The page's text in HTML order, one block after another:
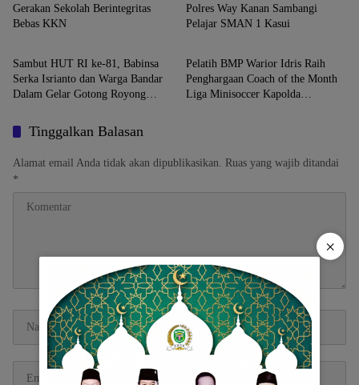
Gerakan Sekolah Berintegritas
Bebas KKN
Polres Way Kanan Sambangi
Pelajar SMAN 1 Kasui
Daerah
Sambut HUT RI ke-81, Babinsa
Serka Isrianto dan Warga Bandar
Dalam Gelar Gotong Royong
Daerah
Pelatih BMP Warior Idris Raih
Penghargaan Coach of the Month
Liga Minisoccer Kapolda
Tinggalkan Balasan
Alamat email Anda tidak akan dipublikasikan.
Ruas yang wajib ditandai
*
×